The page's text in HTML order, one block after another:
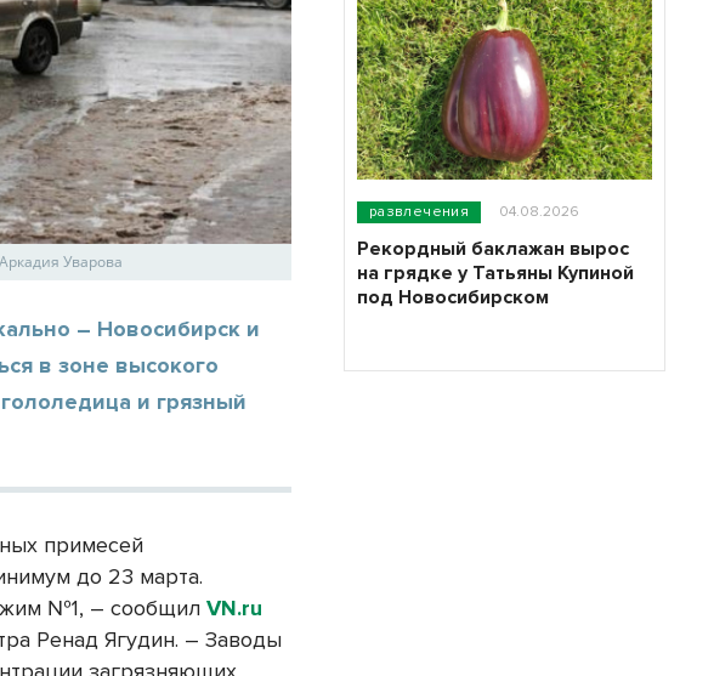
Уварова
– Новосибирск и
в зоне высокого
и грязный
примесей
до 23 марта.
№1, – сообщилVN.ru
Ренад Ягудин. – Заводы
развлечения 04.08.2026
Рекордный баклажан вырос
на грядке у Татьяны Купиной
под Новосибирском